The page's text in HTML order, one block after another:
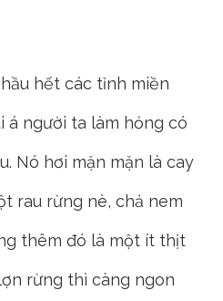
hết các tỉnh miền
á người ta làm hỏng có
Nó hơi mặn mặn là cay
rau rừng nè, chả nem
thêm đó là một ít thịt
rừng thì càng ngon